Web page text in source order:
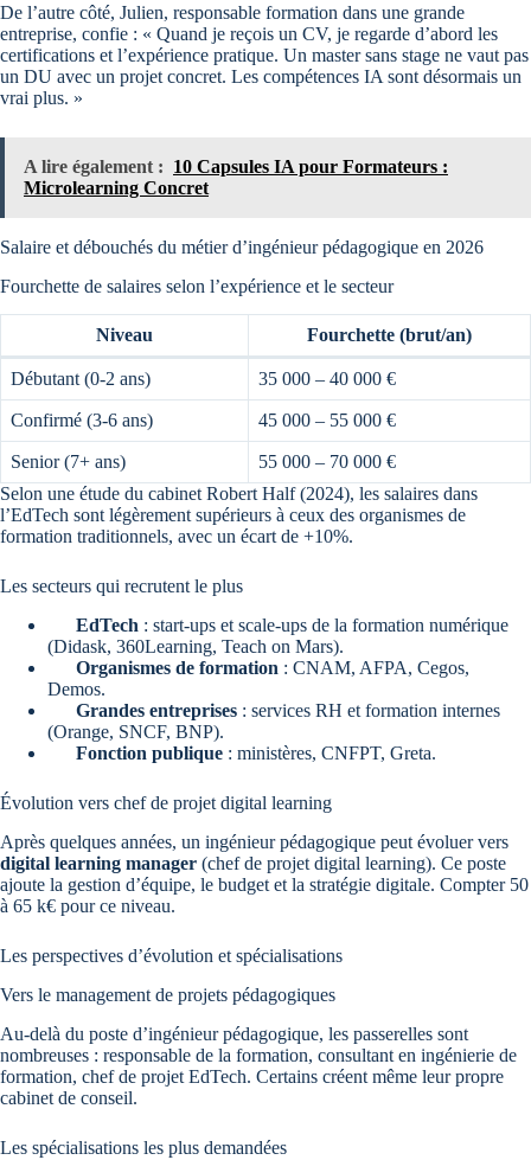
De l’autre côté, Julien, responsable formation dans une grande
entreprise, confie : « Quand je reçois un CV, je regarde d’abord les
certifications et l’expérience pratique. Un master sans stage ne vaut pas
un DU avec un projet concret. Les compétences IA sont désormais un
vrai plus. »
A lire également : 10 Capsules IA pour Formateurs :
Microlearning Concret
Salaire et débouchés du métier d’ingénieur pédagogique en 2026
Fourchette de salaires selon l’expérience et le secteur
Niveau Fourchette (brut/an)
Débutant (0-2 ans) 35 000 – 40 000 €
Confirmé (3-6 ans) 45 000 – 55 000 €
Senior (7+ ans)
55 000 – 70 000 €
Selon une étude du cabinet Robert Half (2024), les salaires dans
l’EdTech sont légèrement supérieurs à ceux des organismes de
formation traditionnels, avec un écart de +10%.
Les secteurs qui recrutent le plus
EdTech : start-ups et scale-ups de la formation numérique
(Didask, 360Learning, Teach on Mars).
Organismes de formation : CNAM, AFPA, Cegos,
Demos.
Grandes entreprises : services RH et formation internes
(Orange, SNCF, BNP).
Fonction publique : ministères, CNFPT, Greta.
Évolution vers chef de projet digital learning
Après quelques années, un ingénieur pédagogique peut évoluer vers
digital learning manager (chef de projet digital learning). Ce poste
ajoute la gestion d’équipe, le budget et la stratégie digitale. Compter 50
à 65 k€ pour ce niveau.
Les perspectives d’évolution et spécialisations
Vers le management de projets pédagogiques
Au-delà du poste d’ingénieur pédagogique, les passerelles sont
nombreuses : responsable de la formation, consultant en ingénierie de
formation, chef de projet EdTech. Certains créent même leur propre
cabinet de conseil.
Les spécialisations les plus demandées